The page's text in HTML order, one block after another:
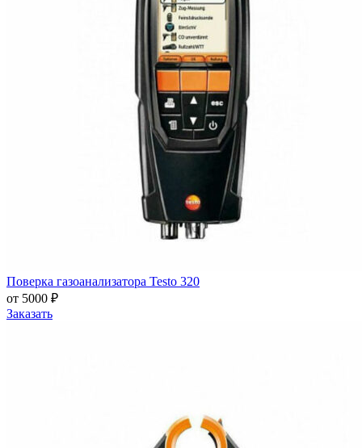
Поверка газоанализатора Testo 320
от 5000 ₽
Заказать